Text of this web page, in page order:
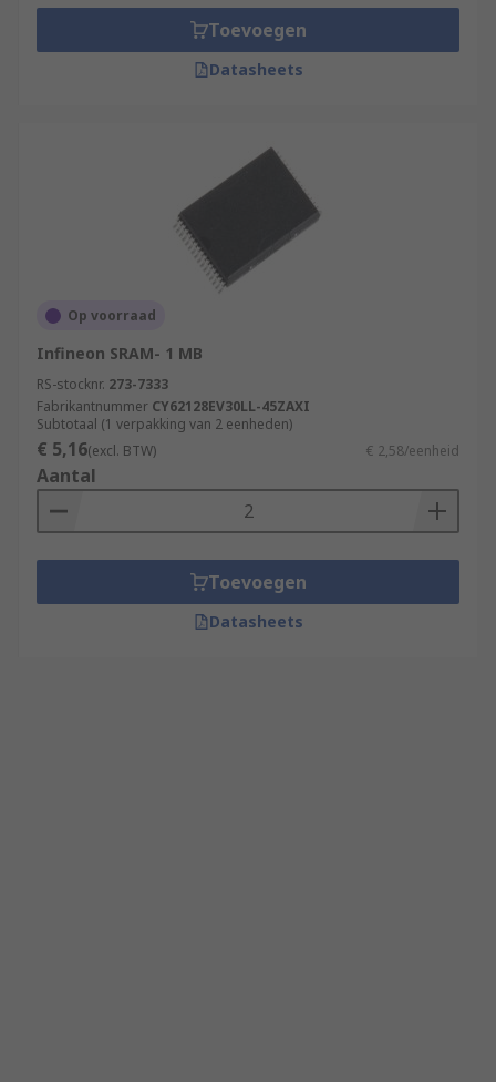
Toevoegen
Datasheets
Op voorraad
Infineon SRAM- 1 MB
RS-stocknr. 273-7333
Fabrikantnummer CY62128EV30LL-45ZAXI
Subtotaal (1 verpakking van 2 eenheden)
€ 5,16(excl. BTW) € 2,58/eenheid
Aantal
Toevoegen
Datasheets